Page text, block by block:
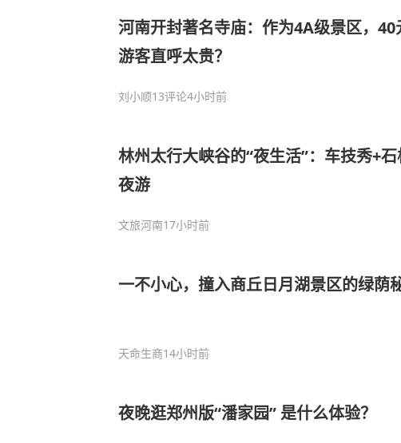
河南开封著名寺庙：作为4A级景区，
游客直呼太贵？
刘小顺13评论4小时前
林州太行大峡谷的“夜生活”：车技秀+
夜游
文旅河南17小时前
一不小心，撞入商丘日月湖景区的绿荫
天命生商14小时前
夜晚逛郑州版“潘家园” 是什么体验？